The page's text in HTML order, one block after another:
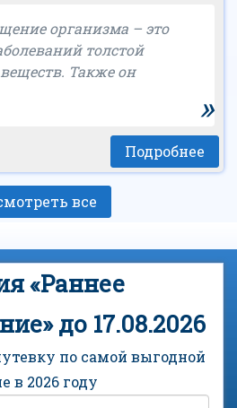
организма – это
толстой
Также он
»
Подробнее
все
«Раннее
до 17.08.2026
по самой выгодной
в 2026 году